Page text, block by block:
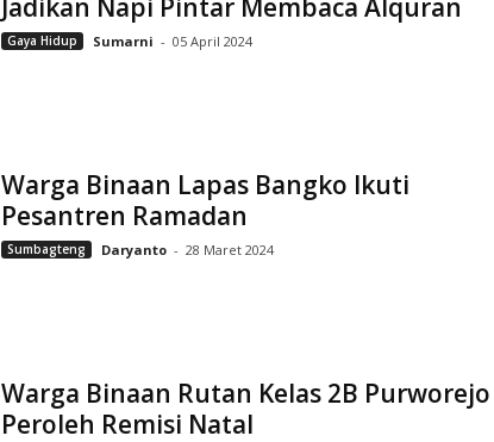
Jadikan Napi Pintar Membaca Alquran
Gaya Hidup Sumarni - 05 April 2024
Warga Binaan Lapas Bangko Ikuti
Pesantren Ramadan
Sumbagteng Daryanto - 28 Maret 2024
Warga Binaan Rutan Kelas 2B Purworejo
Peroleh Remisi Natal